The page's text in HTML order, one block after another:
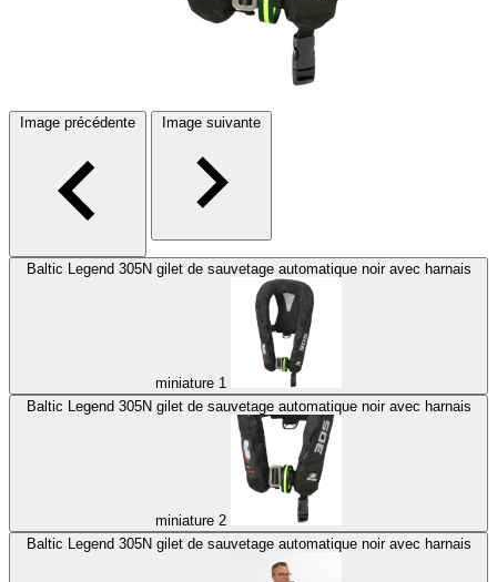
Image précédente Image suivante
Baltic Legend 305N gilet de sauvetage automatique noir avec harnais
miniature 1
Baltic Legend 305N gilet de sauvetage automatique noir avec harnais
miniature 2
Baltic Legend 305N gilet de sauvetage automatique noir avec harnais